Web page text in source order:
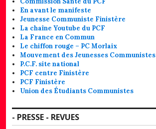
En avant le manifeste
Jeunesse Communiste Finistère
La chaîne Youtube du PCF
La France en Commun
Le chiffon rouge – PC Morlaix
Mouvement des Jeunesses Communistes
P.C.F. site national
PCF centre Finistère
PCF Finistère
Union des Étudiants Communistes
- PRESSE - REVUES